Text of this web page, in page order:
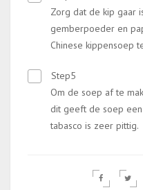
Zorg dat de kip gaar
gemberpoeder en
Chinese kippensoep
Step5
Om de soep af te
dit geeft de soep
tabasco is zeer pittig.